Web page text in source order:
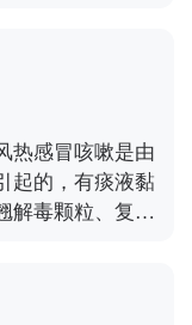
少，晚上和早上
过敏性咳嗽，这
睡觉前喝氯雷他
果咳嗽痰比较
个多星期，而且
霉素，可以认为
染可以用阿奇霉
的具体表现和
热感冒咳嗽是由
起的，有痰液黏
解毒颗粒、复方
咳糖浆等。也可
叶、菊花、薄